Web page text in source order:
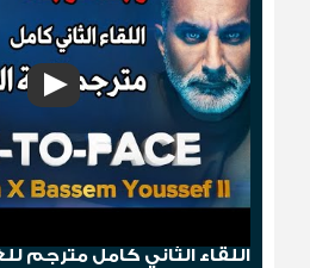
اللقاء الثاني كامل مترجم